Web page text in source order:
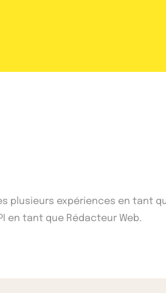
plusieurs expériences en tant
en tant que Rédacteur Web.